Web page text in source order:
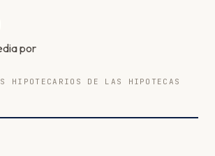
por
HIPOTECARIOS DE LAS HIPOTECAS